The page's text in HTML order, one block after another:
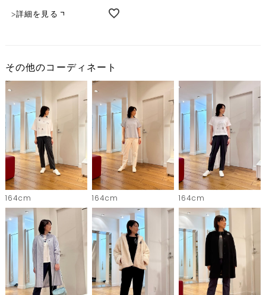
詳細を見る
その他のコーディネート
164cm 164cm 164cm